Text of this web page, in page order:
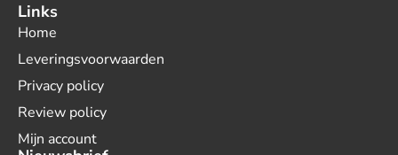
Links
Home
Leveringsvoorwaarden
Privacy policy
Review policy
Mijn account